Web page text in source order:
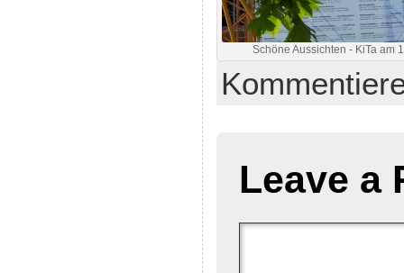
Schöne Aussichten - KiTa am
Leave a